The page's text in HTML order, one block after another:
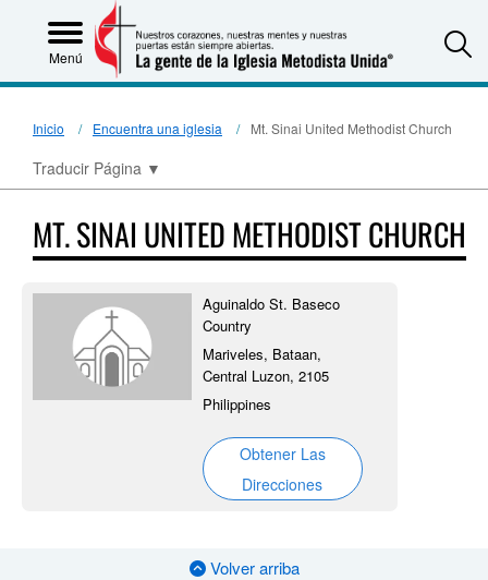
Menú
Inicio Encuentra una iglesia Mt. Sinai United Methodist Church
Traducir Página ▼
MT. SINAI UNITED METHODIST CHURCH
Aguinaldo St. Baseco
Country
Mariveles, Bataan,
Central Luzon, 2105
Philippines
Obtener Las
Direcciones
Volver arriba